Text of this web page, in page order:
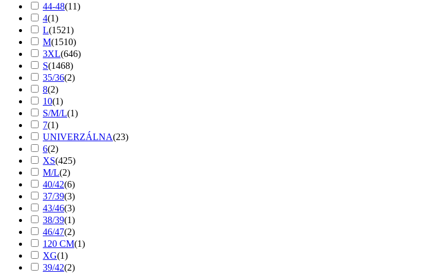
44-48(11)
4(1)
L(1521)
M(1510)
3XL(646)
S(1468)
35/36(2)
8(2)
10(1)
S/M/L(1)
7(1)
UNIVERZÁLNA(23)
6(2)
XS(425)
M/L(2)
40/42(6)
37/39(3)
43/46(3)
38/39(1)
46/47(2)
120 CM(1)
XG(1)
39/42(2)